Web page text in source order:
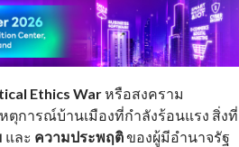
Ethics Warหรือสงคราม
ตุการณ์บ้านเมืองที่กำลังร้อนแรง สิ่งที่
และ ความประพฤติของผู้มีอำนาจรัฐ